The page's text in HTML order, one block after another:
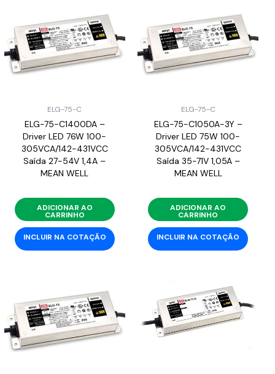
ELG-75-C
ELG-75-C1400DA –
Driver LED 76W 100-
305VCA/142-431VCC
Saída 27-54V 1,4A –
MEAN WELL
ADICIONAR AO
CARRINHO
INCLUIR NA COTAÇÃO
ELG-75-C
ELG-75-C1050A-3Y –
Driver LED 75W 100-
305VCA/142-431VCC
Saída 35-71V 1,05A –
MEAN WELL
ADICIONAR AO
CARRINHO
INCLUIR NA COTAÇÃO